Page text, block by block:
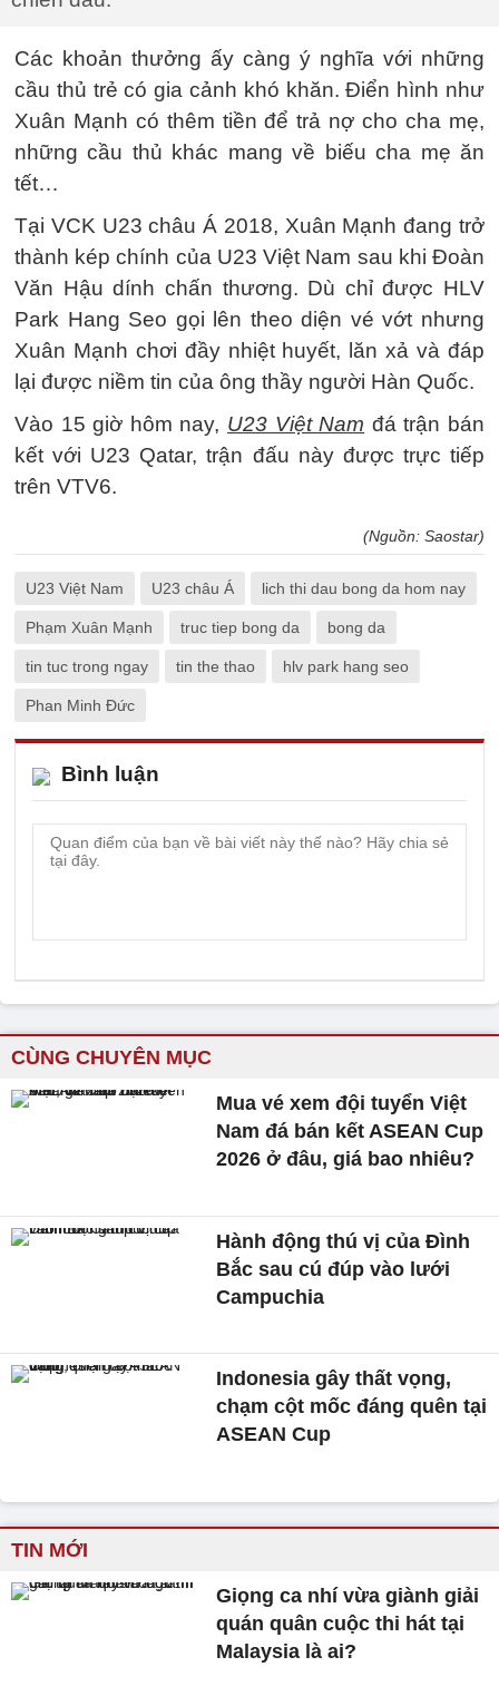
Các khoản thưởng ấy càng ý nghĩa với những
cầu thủ trẻ có gia cảnh khó khăn. Điển hình như
Xuân Mạnh có thêm tiền để trả nợ cho cha mẹ,
những cầu thủ khác mang về biếu cha mẹ ăn
tết…
Tại VCK U23 châu Á 2018, Xuân Mạnh đang trở
thành kép chính của U23 Việt Nam sau khi Đoàn
Văn Hậu dính chấn thương. Dù chỉ được HLV
Park Hang Seo gọi lên theo diện vé vớt nhưng
Xuân Mạnh chơi đầy nhiệt huyết, lăn xả và đáp
lại được niềm tin của ông thầy người Hàn Quốc.
Vào 15 giờ hôm nay, U23 Việt Nam đá trận bán
kết với U23 Qatar, trận đấu này được trực tiếp
trên VTV6.
(Nguồn: Saostar)
U23 Việt Nam U23 châu Á lich thi dau bong da hom nay
Phạm Xuân Mạnh truc tiep bong da bong da
tin tuc trong ngay tin the thao hlv park hang seo
Phan Minh Đức
Bình luận
CÙNG CHUYÊN MỤC
Mua vé xem đội tuyển Việt
Nam đá bán kết ASEAN Cup
2026 ở đâu, giá bao nhiêu?
Hành động thú vị của Đình
Bắc sau cú đúp vào lưới
Campuchia
Indonesia gây thất vọng,
chạm cột mốc đáng quên tại
ASEAN Cup
TIN MỚI
Giọng ca nhí vừa giành giải
quán quân cuộc thi hát tại
Malaysia là ai?